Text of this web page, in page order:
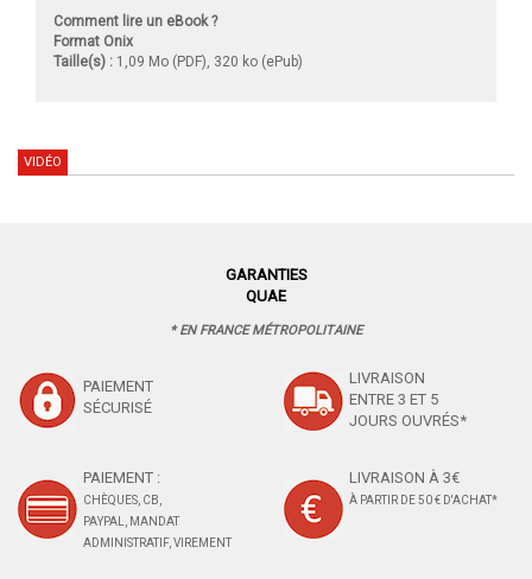
Comment lire un eBook ?
Format Onix
Taille(s) : 1,09 Mo (PDF), 320 ko (ePub)
VIDÉO
GARANTIES
QUAE
* EN FRANCE MÉTROPOLITAINE
PAIEMENT
SÉCURISÉ
LIVRAISON
ENTRE 3 ET 5
JOURS OUVRÉS*
PAIEMENT :
CHÈQUES, CB,
PAYPAL, MANDAT
ADMINISTRATIF, VIREMENT
LIVRAISON À 3€
À PARTIR DE 50 € D'ACHAT*